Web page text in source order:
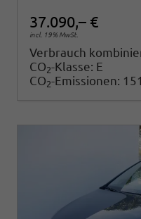
37.090,– €
incl. 19% MwSt.
Verbrauch
CO2-Klasse: E
CO2-Emissionen: